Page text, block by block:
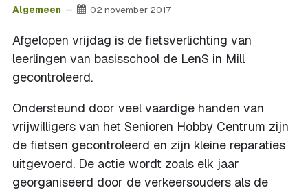
Algemeen 02 november 2017
Afgelopen vrijdag is de fietsverlichting van
leerlingen van basisschool de LenS in Mill
gecontroleerd.
Ondersteund door veel vaardige handen van
vrijwilligers van het Senioren Hobby Centrum zijn
de fietsen gecontroleerd en zijn kleine reparaties
uitgevoerd. De actie wordt zoals elk jaar
georganiseerd door de verkeersouders als de